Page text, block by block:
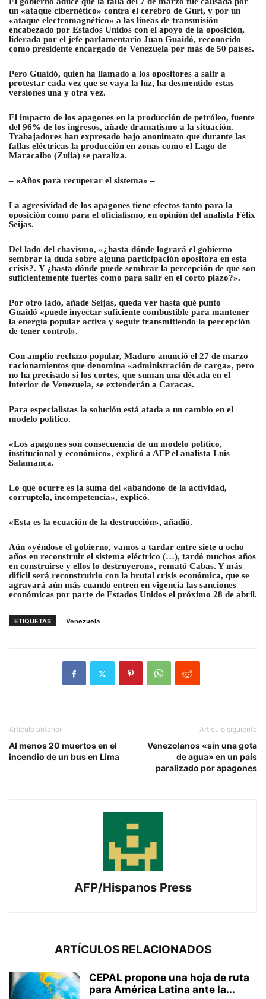
un «ataque cibernético» contra el cerebro de Guri, y por un
«ataque electromagnético» a las líneas de transmisión
encabezado por Estados Unidos con el apoyo de la oposición,
liderada por el jefe parlamentario Juan Guaidó, reconocido
como presidente encargado de Venezuela por más de 50 países.
Pero Guaidó, quien ha llamado a los opositores a salir a
protestar cada vez que se vaya la luz, ha desmentido estas
versiones una y otra vez.
El impacto de los apagones en la producción de petróleo, fuente
del 96% de los ingresos, añade dramatismo a la situación.
Trabajadores han expresado bajo anonimato que durante las
fallas eléctricas la producción en zonas como el Lago de
Maracaibo (Zulia) se paraliza.
– «Años para recuperar el sistema» –
La agresividad de los apagones tiene efectos tanto para la
oposición como para el oficialismo, en opinión del analista Félix
Seijas.
Del lado del chavismo, «¿hasta dónde logrará el gobierno
sembrar la duda sobre alguna participación opositora en esta
crisis?. Y ¿hasta dónde puede sembrar la percepción de que son
suficientemente fuertes como para salir en el corto plazo?».
Por otro lado, añade Seijas, queda ver hasta qué punto
Guaidó «puede inyectar suficiente combustible para mantener
la energía popular activa y seguir transmitiendo la percepción
de tener control».
Con amplio rechazo popular, Maduro anunció el 27 de marzo
racionamientos que denomina «administración de carga», pero
no ha precisado si los cortes, que suman una década en el
interior de Venezuela, se extenderán a Caracas.
Para especialistas la solución está atada a un cambio en el
modelo político.
«Los apagones son consecuencia de un modelo político,
institucional y económico», explicó a AFP el analista Luis
Salamanca.
Lo que ocurre es la suma del «abandono de la actividad,
corruptela, incompetencia», explicó.
«Esta es la ecuación de la destrucción», añadió.
Aún «yéndose el gobierno, vamos a tardar entre siete u ocho
años en reconstruir el sistema eléctrico (…), tardó muchos años
en construirse y ellos lo destruyeron», remató Cabas. Y más
difícil será reconstruirlo con la brutal crisis económica, que se
agravará aún más cuando entren en vigencia las sanciones
económicas por parte de Estados Unidos el próximo 28 de abril.
ETIQUETAS Venezuela
Artículo anterior
Al menos 20 muertos en el
incendio de un bus en Lima
Artículo siguiente
Venezolanos «sin una gota
de agua» en un país
paralizado por apagones
AFP/Hispanos Press
ARTÍCULOS RELACIONADOS
CEPAL propone una hoja de ruta
para América Latina ante la...